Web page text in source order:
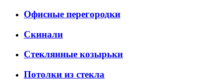
Офисные перегородки
Скинали
Стеклянные козырьки
Потолки из стекла